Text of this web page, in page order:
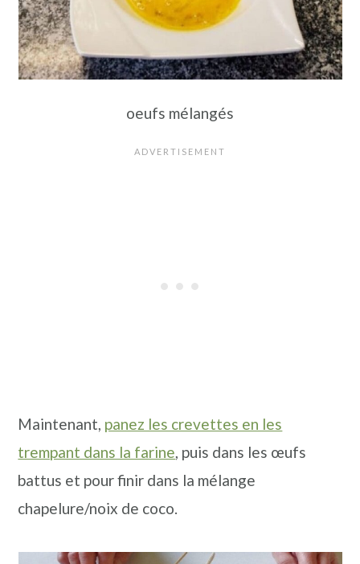
oeufs mélangés
Maintenant, panez les crevettes en les
trempant dans la farine, puis dans les œufs
battus et pour finir dans la mélange
chapelure/noix de coco.